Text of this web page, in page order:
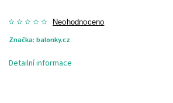
Neohodnoceno
Značka: balonky.cz
Detailní informace